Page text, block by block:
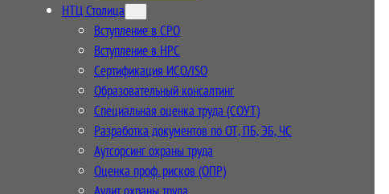
НТЦ Столица
Вступление в СРО
Вступление в НРС
Сертификация ИСО/ISO
Образовательный консалтинг
Специальная оценка труда (СОУТ)
Разработка документов по ОТ, ПБ, ЭБ, ЧС
Аутсорсинг охраны труда
Оценка проф. рисков (ОПР)